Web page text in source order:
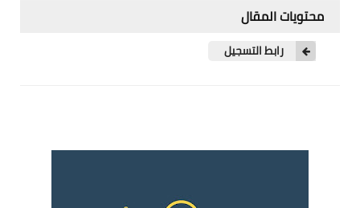
محتويات المقال
رابط التسجيل